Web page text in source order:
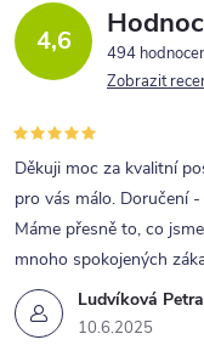
a
c
p
r
v
k
y
v
4,6
494
Zobrazit
Ludvíková Petra
10.6.2025
Děkuji moc za kvalitní
pro vás málo. Doručení
Máme přesně to, co
mnoho spokojených